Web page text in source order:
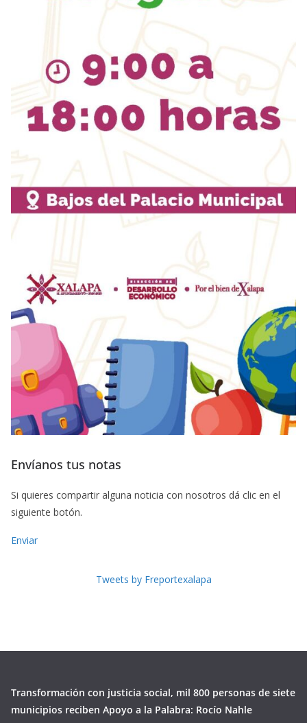
Envíanos tus notas
Si quieres compartir alguna noticia con nosotros dá clic en el
siguiente botón.
Enviar
Tweets by Freportexalapa
Transformación con justicia social, mil 800 personas de siete
municipios reciben Apoyo a la Palabra: Rocío Nahle